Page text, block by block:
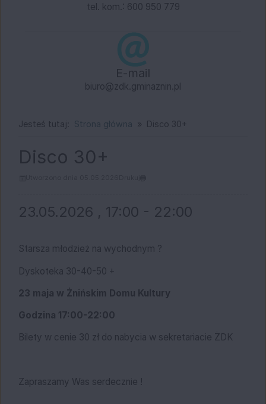
tel. kom.: 600 950 779
E-mail
biuro@zdk.gminaznin.pl
Jesteś tutaj: Strona główna Disco 30+
Disco 30+
23.05.2026 , 17:00 - 22:00
Starsza młodzież na wychodnym ?
Dyskoteka 30-40-50 +
23 maja w Żnińskim Domu Kultury
Godzina 17:00-22:00
Bilety w cenie 30 zł do nabycia w sekretariacie ŻDK
Zapraszamy Was serdecznie !